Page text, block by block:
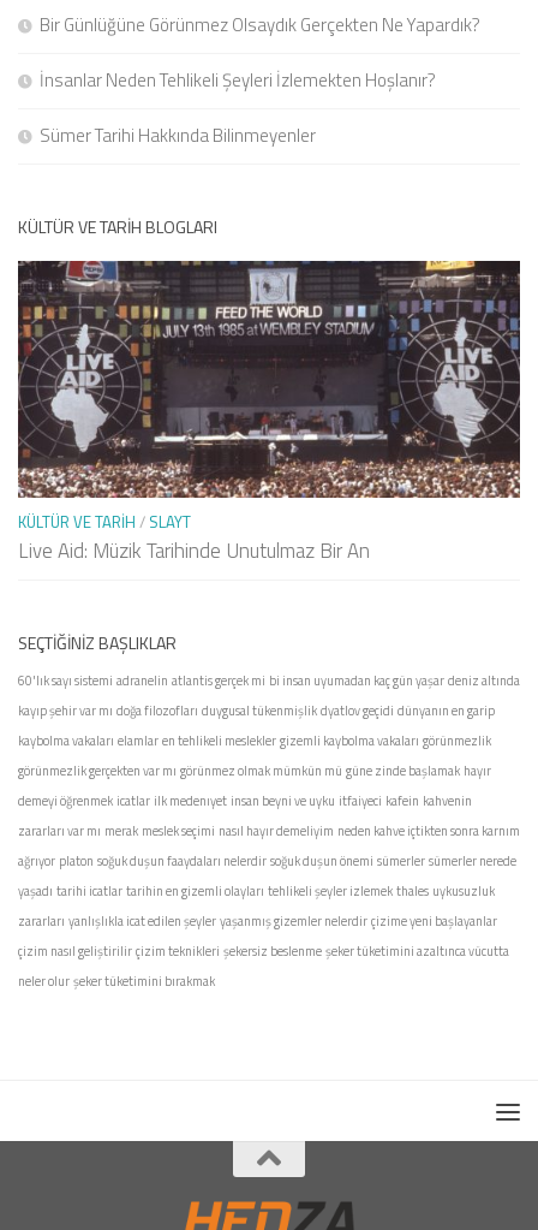
Bir Günlüğüne Görünmez Olsaydık Gerçekten Ne Yapardık?
İnsanlar Neden Tehlikeli Şeyleri İzlemekten Hoşlanır?
Sümer Tarihi Hakkında Bilinmeyenler
KÜLTÜR VE TARIH BLOGLARI
KÜLTÜR VE TARIH / SLAYT
Live Aid: Müzik Tarihinde Unutulmaz Bir An
SEÇTIĞINIZ BAŞLIKLAR
60'lık sayı sistemi adranelin atlantis gerçek mi bi insan uyumadan kaç gün yaşardeniz altında
kayıp şehir var mı doğa filozofları duygusal tükenmişlikdyatlov geçidi dünyanın en garip
kaybolma vakaları elamlaren tehlikeli mesleklergizemli kaybolma vakaları görünmezlik
görünmezlik gerçekten var mı görünmez olmak mümkün mü güne zinde başlamak hayır
demeyi öğrenmek icatlar ilk medenıyet insan beyni ve uyku itfaiyeci kafein kahvenin
zararları var mı merak meslek seçimi nasıl hayır demeliyim neden kahve içtikten sonra karnım
ağrıyor platon soğuk duşun faaydaları nelerdirsoğuk duşun önemi sümerlersümerler nerede
yaşadı tarihi icatlartarihin en gizemli olayları tehlikeli şeyler izlemekthales uykusuzluk
zararları yanlışlıkla icat edilen şeyleryaşanmış gizemler nelerdirçizime yeni başlayanlar
çizim nasıl geliştirilirçizim teknikleri şekersiz beslenmeşeker tüketimini azaltınca vücutta
neler olurşeker tüketimini bırakmak